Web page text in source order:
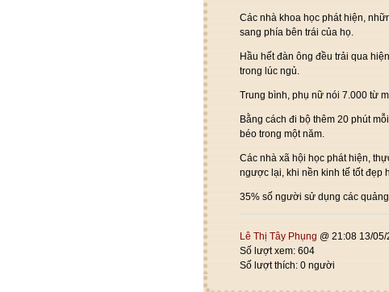
Các nhà khoa học phát hiện,
sang phía bên trái của họ.
Hầu hết đàn ông đều trải qua
trong lúc ngủ.
Trung bình, phụ nữ nói 7.000 từ
Bằng cách đi bộ thêm 20 phút
béo trong một năm.
Các nhà xã hội học phát hiện,
ngược lại, khi nền kinh tế tốt đẹp
35% số người sử dụng các
Lê Thị Tây Phụng @ 21:08 13/05/
Số lượt xem: 604
Số lượt thích: 0 người